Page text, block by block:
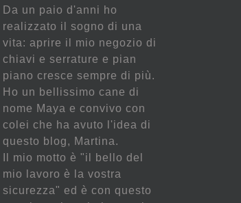
Da un paio d'anni ho
realizzato il sogno di una
vita: aprire il mio negozio di
chiavi e serrature e pian
piano cresce sempre di più.
Ho un bellissimo cane di
nome Maya e convivo con
colei che ha avuto l'idea di
questo blog, Martina.
Il mio motto è "il bello del
mio lavoro è la vostra
sicurezza" ed è con questo